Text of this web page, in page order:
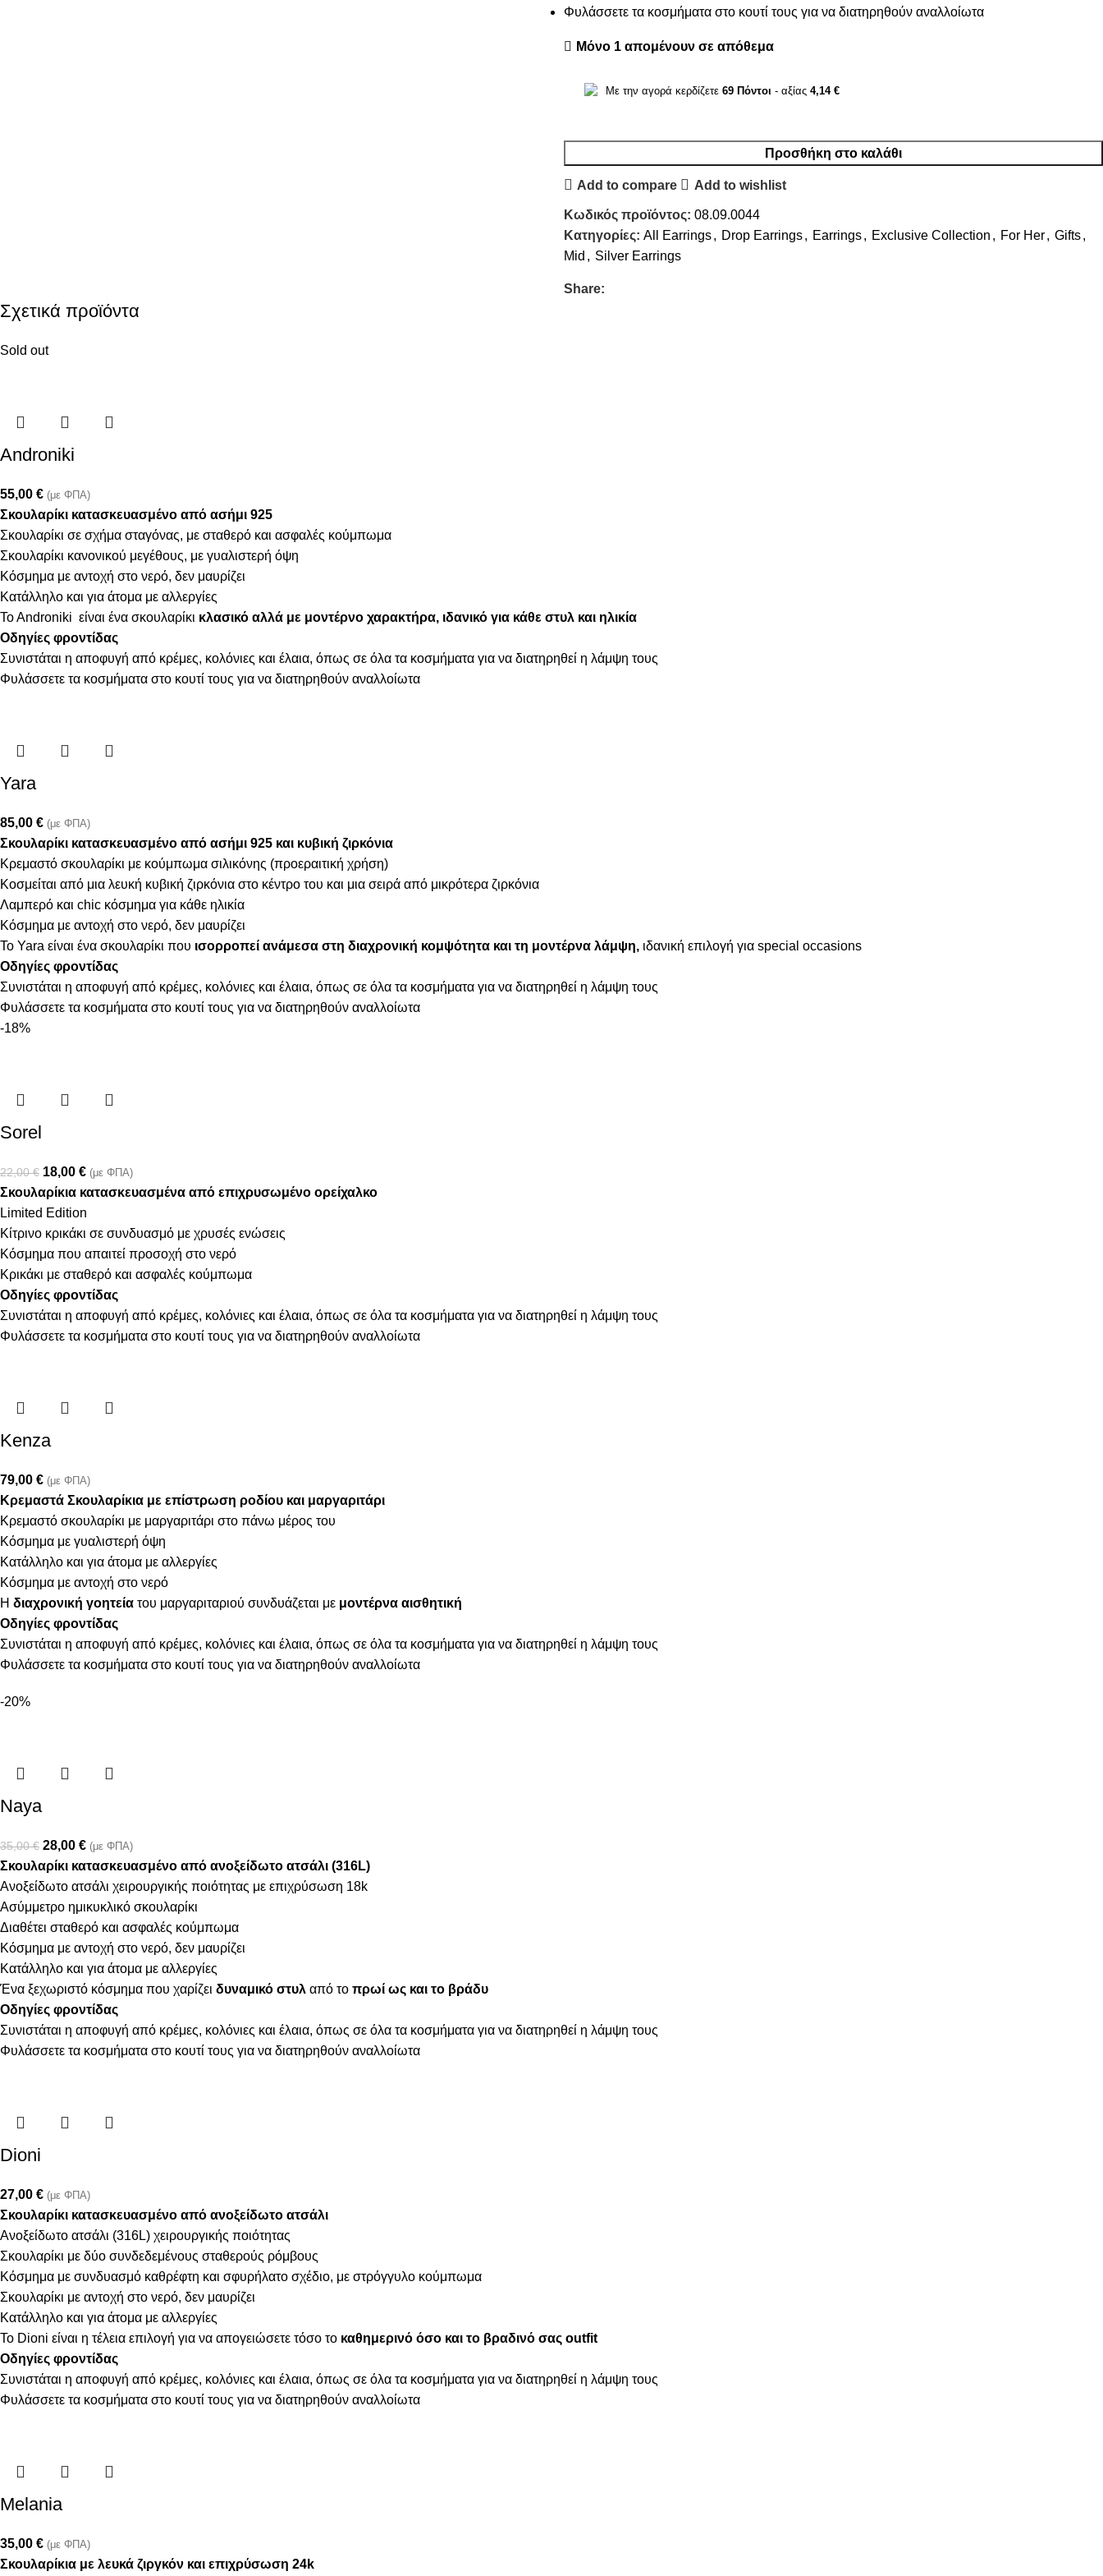
Φυλάσσετε τα κοσμήματα στο κουτί τους για να διατηρηθούν αναλλοίωτα
Μόνο 1 απομένουν σε απόθεμα
Με την αγορά κερδίζετε 69 Πόντοι - αξίας 4,14 €
Προσθήκη στο καλάθι
Add to compare Add to wishlist
Κωδικός προϊόντος: 08.09.0044
Κατηγορίες: All Earrings, Drop Earrings, Earrings, Exclusive Collection , For Her, Gifts,
Mid , Silver Earrings
Share:
Σχετικά προϊόντα
Sold out
Androniki
55,00 € (με ΦΠΑ)
Σκουλαρίκι κατασκευασμένο από ασήμι 925
Σκουλαρίκι σε σχήμα σταγόνας, με σταθερό και ασφαλές κούμπωμα
Σκουλαρίκι κανονικού μεγέθους, με γυαλιστερή όψη
Κόσμημα με αντοχή στο νερό, δεν μαυρίζει
Κατάλληλο και για άτομα με αλλεργίες
To Androniki είναι ένα σκουλαρίκι κλασικό αλλά με μοντέρνο χαρακτήρα, ιδανικό για κάθε στυλ και ηλικία
Οδηγίες φροντίδας
Συνιστάται η αποφυγή από κρέμες, κολόνιες και έλαια, όπως σε όλα τα κοσμήματα για να διατηρηθεί η λάμψη τους
Φυλάσσετε τα κοσμήματα στο κουτί τους για να διατηρηθούν αναλλοίωτα
Yara
85,00 € (με ΦΠΑ)
Σκουλαρίκι κατασκευασμένo από ασήμι 925 και κυβική ζιρκόνια
Κρεμαστό σκουλαρίκι με κούμπωμα σιλικόνης (προεραιτική χρήση)
Κοσμείται από μια λευκή κυβική ζιρκόνια στο κέντρο του και μια σειρά από μικρότερα ζιρκόνια
Λαμπερό και chic κόσμημα για κάθε ηλικία
Κόσμημα με αντοχή στο νερό, δεν μαυρίζει
Το Yara είναι ένα σκουλαρίκι που ισορροπεί ανάμεσα στη διαχρονική κομψότητα και τη μοντέρνα λάμψη, ιδανική επιλογή για special occasions
Οδηγίες φροντίδας
Συνιστάται η αποφυγή από κρέμες, κολόνιες και έλαια, όπως σε όλα τα κοσμήματα για να διατηρηθεί η λάμψη τους
Φυλάσσετε τα κοσμήματα στο κουτί τους για να διατηρηθούν αναλλοίωτα
-18%
Sorel
22,00€ 18,00 € (με ΦΠΑ)
Σκουλαρίκια κατασκευασμένα από επιχρυσωμένο ορείχαλκο
Limited Edition
Κίτρινο κρικάκι σε συνδυασμό με χρυσές ενώσεις
Κόσμημα που απαιτεί προσοχή στο νερό
Κρικάκι με σταθερό και ασφαλές κούμπωμα
Οδηγίες φροντίδας
Συνιστάται η αποφυγή από κρέμες, κολόνιες και έλαια, όπως σε όλα τα κοσμήματα για να διατηρηθεί η λάμψη τους
Φυλάσσετε τα κοσμήματα στο κουτί τους για να διατηρηθούν αναλλοίωτα
Kenza
79,00 € (με ΦΠΑ)
Κρεμαστά Σκουλαρίκια με επίστρωση ροδίου και μαργαριτάρι
Κρεμαστό σκουλαρίκι με μαργαριτάρι στο πάνω μέρος του
Κόσμημα με γυαλιστερή όψη
Κατάλληλο και για άτομα με αλλεργίες
Κόσμημα με αντοχή στο νερό
Η διαχρονική γοητεία του μαργαριταριού συνδυάζεται με μοντέρνα αισθητική
Οδηγίες φροντίδας
Συνιστάται η αποφυγή από κρέμες, κολόνιες και έλαια, όπως σε όλα τα κοσμήματα για να διατηρηθεί η λάμψη τους
Φυλάσσετε τα κοσμήματα στο κουτί τους για να διατηρηθούν αναλλοίωτα
-20%
Naya
35,00€ 28,00 € (με ΦΠΑ)
Σκουλαρίκι κατασκευασμένο από ανοξείδωτο ατσάλι (316L)
Ανοξείδωτο ατσάλι χειρουργικής ποιότητας με επιχρύσωση 18k
Ασύμμετρο ημικυκλικό σκουλαρίκι
Διαθέτει σταθερό και ασφαλές κούμπωμα
Κόσμημα με αντοχή στο νερό, δεν μαυρίζει
Κατάλληλο και για άτομα με αλλεργίες
Ένα ξεχωριστό κόσμημα που χαρίζει δυναμικό στυλ από το πρωί ως και το βράδυ
Οδηγίες φροντίδας
Συνιστάται η αποφυγή από κρέμες, κολόνιες και έλαια, όπως σε όλα τα κοσμήματα για να διατηρηθεί η λάμψη τους
Φυλάσσετε τα κοσμήματα στο κουτί τους για να διατηρηθούν αναλλοίωτα
Dioni
27,00 € (με ΦΠΑ)
Σκουλαρίκι κατασκευασμένο από ανοξείδωτο ατσάλι
Ανοξείδωτο ατσάλι (316L) χειρουργικής ποιότητας
Σκουλαρίκι με δύο συνδεδεμένους σταθερούς ρόμβους
Κόσμημα με συνδυασμό καθρέφτη και σφυρήλατο σχέδιο, με στρόγγυλο κούμπωμα
Σκουλαρίκι με αντοχή στο νερό, δεν μαυρίζει
Κατάλληλο και για άτομα με αλλεργίες
Το Dioni είναι η τέλεια επιλογή για να απογειώσετε τόσο το καθημερινό όσο και το βραδινό σας outfit
Οδηγίες φροντίδας
Συνιστάται η αποφυγή από κρέμες, κολόνιες και έλαια, όπως σε όλα τα κοσμήματα για να διατηρηθεί η λάμψη τους
Φυλάσσετε τα κοσμήματα στο κουτί τους για να διατηρηθούν αναλλοίωτα
Melania
35,00 € (με ΦΠΑ)
Σκουλαρίκια με λευκά ζιργκόν και επιχρύσωση 24k